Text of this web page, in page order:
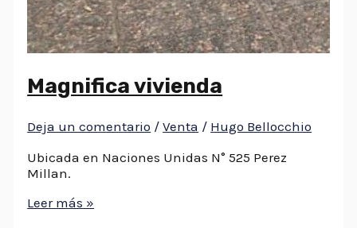
Magnifica vivienda
Deja un comentario /Venta / Hugo Bellocchio
Ubicada en Naciones Unidas N° 525 Perez
Millan.
Leer más »